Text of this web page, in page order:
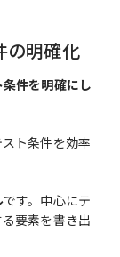
の明確化
件を明確にし
ト条件を効率
です。中心にテ
要素を書き出